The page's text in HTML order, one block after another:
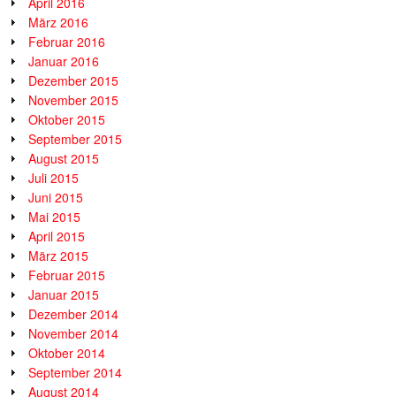
März 2016
Februar 2016
Januar 2016
Dezember 2015
November 2015
Oktober 2015
September 2015
August 2015
Juli 2015
Juni 2015
Mai 2015
April 2015
März 2015
Februar 2015
Januar 2015
Dezember 2014
November 2014
Oktober 2014
September 2014
August 2014